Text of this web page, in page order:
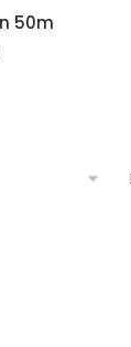
50m